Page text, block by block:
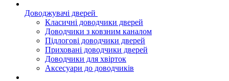
Доводжувачі дверей
Класичні доводчики дверей
Доводчики з ковзним каналом
Підлогові доводчики дверей
Приховані доводчики дверей
Доводчики для хвірток
Аксесуари до доводчиків